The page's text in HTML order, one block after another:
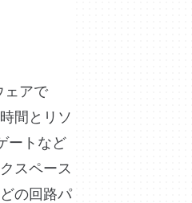
ェアで
間とリソ
ートなど
スペース
の回路パ